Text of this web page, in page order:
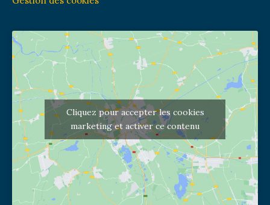
Cliquez pour accepter les cookies
marketing et activer ce contenu